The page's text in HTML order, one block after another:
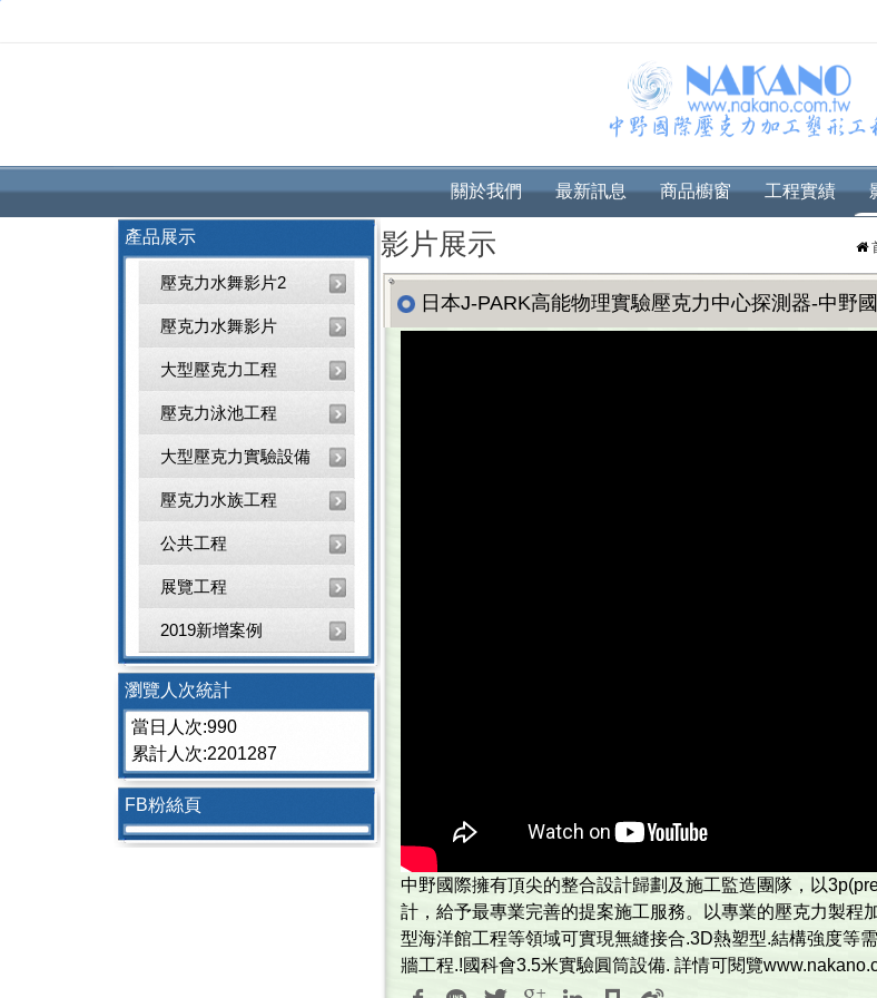
關於我們 最新訊息 商品櫥窗 工程實績
產品展示
壓克力水舞影片2
壓克力水舞影片
大型壓克力工程
壓克力泳池工程
大型壓克力實驗設備
壓克力水族工程
公共工程
展覽工程
2019新增案例
瀏覽人次統計
當日人次:990
累計人次:2201287
FB粉絲頁
影片展示
日本J-PARK高能物理實驗壓克力中心探測器-中野
中野國際擁有頂尖的整合設計歸劃及施工監造團隊，以
計，給予最專業完善的提­案施工服務。以專業的壓克力製程
型海洋館工程等領域可實現無縫接合.3D熱塑型.結構強度等
牆工程.!國科會3.5米實驗圓­筒設備. 詳情可閱覽